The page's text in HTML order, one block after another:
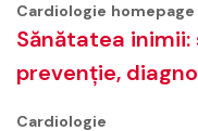
Cardiologie homepage
Sănătatea
prevenție,
Cardiologie